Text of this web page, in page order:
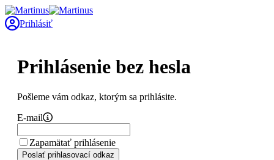
Prihlásiť
Prihlásenie bez hesla
Pošleme vám odkaz, ktorým sa prihlásite.
E-mail
Zapamätať prihlásenie
Poslať prihlasovací odkaz